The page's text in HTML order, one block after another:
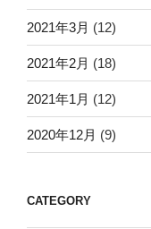
2021年3月 (12)
2021年2月 (18)
2021年1月 (12)
2020年12月 (9)
CATEGORY